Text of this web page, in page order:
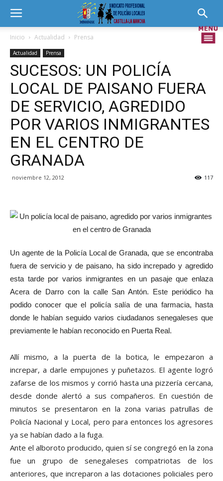
Inicio Actualidad Prensa
Actualidad Prensa
SUCESOS: UN POLICÍA
LOCAL DE PAISANO FUERA
DE SERVICIO, AGREDIDO
POR VARIOS INMIGRANTES
EN EL CENTRO DE
GRANADA
noviembre 12, 2012 117
Un agente de la Policía Local de Granada, que se encontraba
fuera de servicio y de paisano, ha sido increpado y agredido
esta tarde por varios inmigrantes en un pasaje que enlaza
Acera de Darro con la calle San Antón. Este periódico ha
podido conocer que el policía salía de una farmacia, hasta
donde le habían seguido varios ciudadanos senegaleses que
previamente le habían reconocido en Puerta Real.
Allí mismo, a la puerta de la botica, le empezaron a
increpar, a darle empujones y puñetazos. El agente logró
zafarse de los mismos y corrió hasta una pizzería cercana,
desde donde alertó a sus compañeros. En cuestión de
minutos se presentaron en la zona varias patrullas de
Policía Nacional y Local, pero para entonces los agresores
ya se habían dado a la fuga.
Ante el alboroto producido, quien sí se congregó en la zona
fue un grupo de senegaleses compatriotas de los
anteriores, que increparon a las dotaciones policiales pero